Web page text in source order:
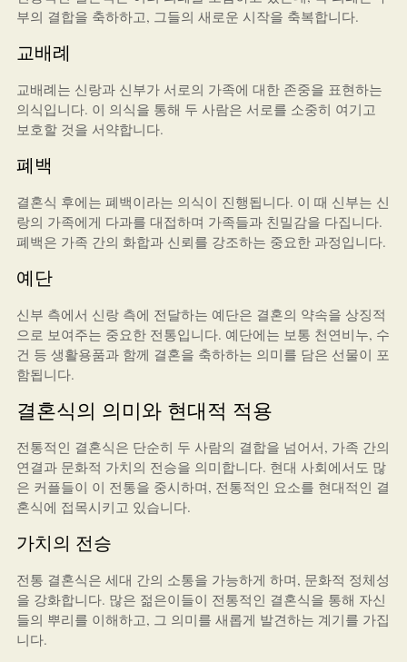
부의 결합을 축하하고, 그들의 새로운 시작을 축복합니다.
교배례
교배례는 신랑과 신부가 서로의 가족에 대한 존중을 표현하는
의식입니다. 이 의식을 통해 두 사람은 서로를 소중히 여기고
보호할 것을 서약합니다.
폐백
결혼식 후에는 폐백이라는 의식이 진행됩니다. 이 때 신부는 신
랑의 가족에게 다과를 대접하며 가족들과 친밀감을 다집니다.
폐백은 가족 간의 화합과 신뢰를 강조하는 중요한 과정입니다.
예단
신부 측에서 신랑 측에 전달하는 예단은 결혼의 약속을 상징적
으로 보여주는 중요한 전통입니다. 예단에는 보통 천연비누, 수
건 등 생활용품과 함께 결혼을 축하하는 의미를 담은 선물이 포
함됩니다.
결혼식의 의미와 현대적 적용
전통적인 결혼식은 단순히 두 사람의 결합을 넘어서, 가족 간의
연결과 문화적 가치의 전승을 의미합니다. 현대 사회에서도 많
은 커플들이 이 전통을 중시하며, 전통적인 요소를 현대적인 결
혼식에 접목시키고 있습니다.
가치의 전승
전통 결혼식은 세대 간의 소통을 가능하게 하며, 문화적 정체성
을 강화합니다. 많은 젊은이들이 전통적인 결혼식을 통해 자신
들의 뿌리를 이해하고, 그 의미를 새롭게 발견하는 계기를 가집
니다.